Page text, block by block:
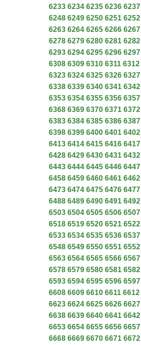
6233 6234 6235 6236 6237
6248 6249 6250 6251 6252
6263 6264 6265 6266 6267
6278 6279 6280 6281 6282
6293 6294 6295 6296 6297
6308 6309 6310 6311 6312
6323 6324 6325 6326 6327
6338 6339 6340 6341 6342
6353 6354 6355 6356 6357
6368 6369 6370 6371 6372
6383 6384 6385 6386 6387
6398 6399 6400 6401 6402
6413 6414 6415 6416 6417
6428 6429 6430 6431 6432
6443 6444 6445 6446 6447
6458 6459 6460 6461 6462
6473 6474 6475 6476 6477
6488 6489 6490 6491 6492
6503 6504 6505 6506 6507
6518 6519 6520 6521 6522
6533 6534 6535 6536 6537
6548 6549 6550 6551 6552
6563 6564 6565 6566 6567
6578 6579 6580 6581 6582
6593 6594 6595 6596 6597
6608 6609 6610 6611 6612
6623 6624 6625 6626 6627
6638 6639 6640 6641 6642
6653 6654 6655 6656 6657
6668 6669 6670 6671 6672